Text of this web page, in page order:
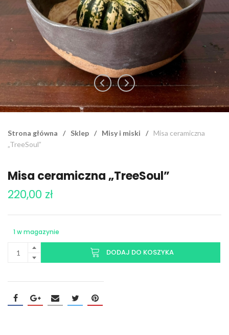
Strona główna / Sklep / Misy i miski /
Misa ceramiczna
„TreeSoul”
Misa ceramiczna „TreeSoul”
220,00 zł
1 w magazynie
DODAJ DO KOSZYKA